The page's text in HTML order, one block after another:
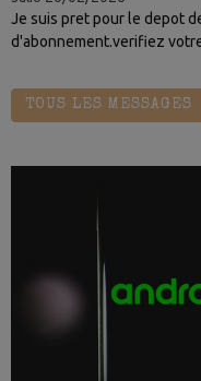
Je suis pret pour le depot
d'abonnement.verifiez votre
TOUS LES MESSAGES